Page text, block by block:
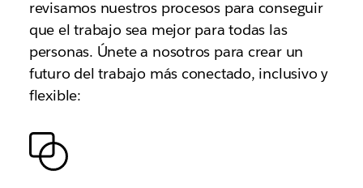
revisamos nuestros procesos para conseguir
que el trabajo sea mejor para todas las
personas. Únete a nosotros para crear un
futuro del trabajo más conectado, inclusivo y
flexible: